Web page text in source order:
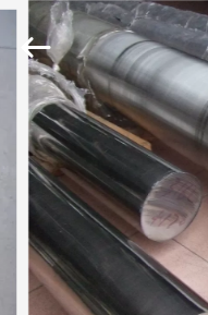
HUIS
PRODUCTEN
ONGEVEER
ONS
Leverancier.
Copyright
2020
sssteelplate.com.
Rights
Reserved.